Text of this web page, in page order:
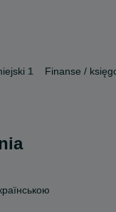
1 Finanse /